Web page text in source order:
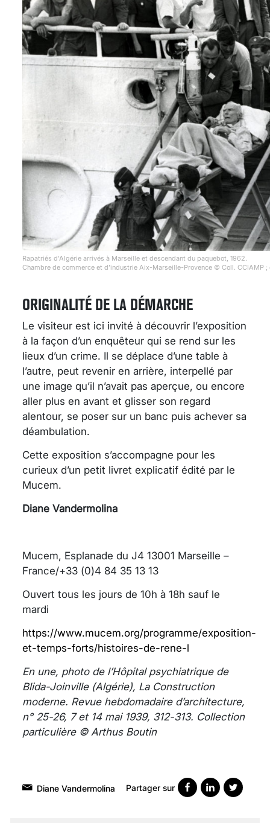
Rapatriés d’Algérie arrivés à Marseille et descendant du paquebot, 1962.
Chambre de commerce et d’industrie Aix-Marseille-Provence © Coll. CCIAMP ;
ORIGINALITÉ DE LA DÉMARCHE
Le visiteur est ici invité à découvrir l’exposition
à la façon d’un enquêteur qui se rend sur les
lieux d’un crime. Il se déplace d’une table à
l’autre, peut revenir en arrière, interpellé par
une image qu’il n’avait pas aperçue, ou encore
aller plus en avant et glisser son regard
alentour, se poser sur un banc puis achever sa
déambulation.
Cette exposition s’accompagne pour les
curieux d’un petit livret explicatif édité par le
Mucem.
Diane Vandermolina
Mucem, Esplanade du J4 13001 Marseille –
France/+33 (0)4 84 35 13 13
Ouvert tous les jours de 10h à 18h sauf le
mardi
https://www.mucem.org/programme/exposition-
et-temps-forts/histoires-de-rene-l
En une, photo de l’Hôpital psychiatrique de
Blida-Joinville (Algérie), La Construction
moderne. Revue hebdomadaire d’architecture,
n° 25-26, 7 et 14 mai 1939, 312-313. Collection
particulière © Arthus Boutin
Diane Vandermolina Partager sur